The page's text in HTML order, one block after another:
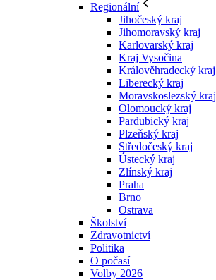
Regionální
Jihočeský kraj
Jihomoravský kraj
Karlovarský kraj
Kraj Vysočina
Králověhradecký kraj
Liberecký kraj
Moravskoslezský kraj
Olomoucký kraj
Pardubický kraj
Plzeňský kraj
Středočeský kraj
Ústecký kraj
Zlínský kraj
Praha
Brno
Ostrava
Školství
Zdravotnictví
Politika
O počasí
Volby 2026